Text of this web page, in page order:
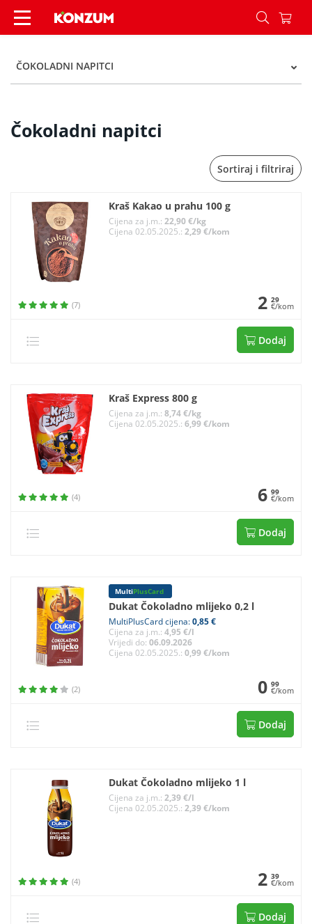
Čokoladni napitci - Kategorije - Konzum
ČOKOLADNI NAPITCI
Čokoladni napitci
Sortiraj i filtriraj
Kraš Kakao u prahu 100 g
Cijena za j.m.: 22,90 €/kg
Cijena 02.05.2025.: 2,29 €/kom
(7) 2 29
€/kom
Dodaj
Kraš Express 800 g
Cijena za j.m.: 8,74 €/kg
Cijena 02.05.2025.: 6,99 €/kom
(4) 6 99
€/kom
Dodaj
MultiPlusCard
Dukat Čokoladno mlijeko 0,2 l
MultiPlusCard cijena:0,85 €
Cijena za j.m.: 4,95 €/l
Vrijedi do: 06.09.2026
Cijena 02.05.2025.: 0,99 €/kom
(2) 0 99
€/kom
Dodaj
Dukat Čokoladno mlijeko 1 l
Cijena za j.m.: 2,39 €/l
Cijena 02.05.2025.: 2,39 €/kom
(4) 2 39
€/kom
Dodaj